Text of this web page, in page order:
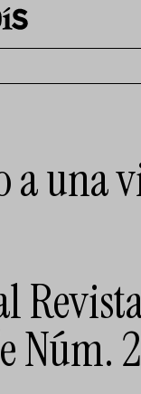
empleo
a una
Núm.